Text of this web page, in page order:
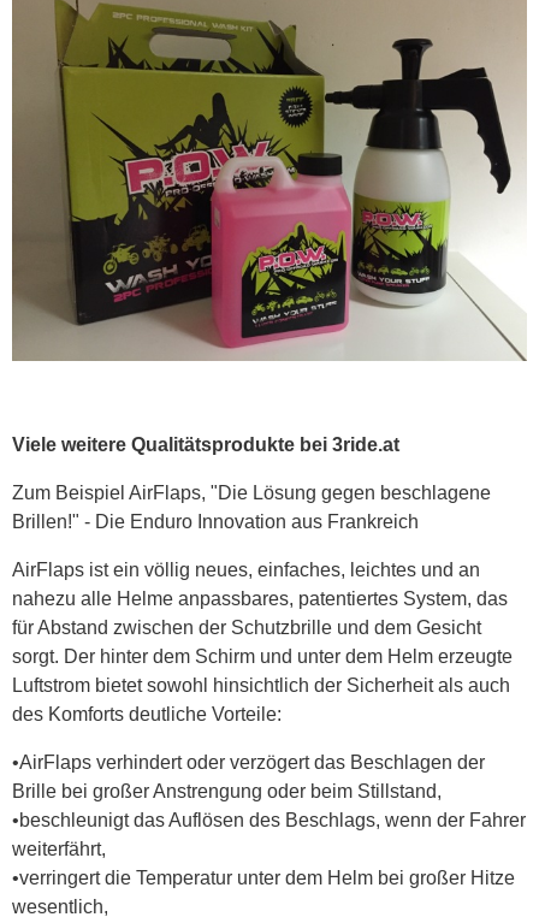
Viele weitere Qualitätsprodukte bei 3ride.at
Zum Beispiel AirFlaps, "Die Lösung gegen beschlagene
Brillen!" - Die Enduro Innovation aus Frankreich
AirFlaps ist ein völlig neues, einfaches, leichtes und an
nahezu alle Helme anpassbares, patentiertes System, das
für Abstand zwischen der Schutzbrille und dem Gesicht
sorgt. Der hinter dem Schirm und unter dem Helm erzeugte
Luftstrom bietet sowohl hinsichtlich der Sicherheit als auch
des Komforts deutliche Vorteile:
•AirFlaps verhindert oder verzögert das Beschlagen der
Brille bei großer Anstrengung oder beim Stillstand,
•beschleunigt das Auflösen des Beschlags, wenn der Fahrer
weiterfährt,
•verringert die Temperatur unter dem Helm bei großer Hitze
wesentlich,